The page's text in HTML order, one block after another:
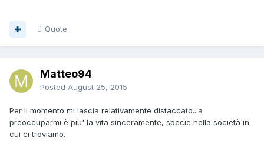
Quote
Matteo94
Posted August 25, 2015
Per il momento mi lascia relativamente distaccato...a
preoccuparmi è piu' la vita sinceramente, specie nella società in
cui ci troviamo.